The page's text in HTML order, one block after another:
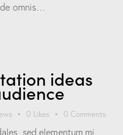
omnis…
ideas
0 Likes 0 Comments
sed elementum mi